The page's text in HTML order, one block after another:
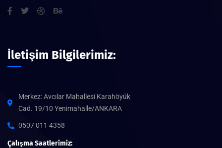
İletişim Bilgilerimiz:
Merkez: Avcılar Mahallesi Karahöyük
Cad. 19/10 Yenimahalle/ANKARA
0507 011 4358
Çalışma Saatlerimiz: